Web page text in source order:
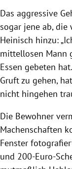
Das aggressive
sogar jene ab,
Heinisch hinzu:
mittellosen Mann
Essen gebeten
Gruft zu gehen,
nicht hingehen
Die Bewohner
Machenschaften
Fenster
und 200-Euro-